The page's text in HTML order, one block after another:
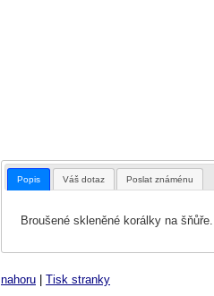
Popis Váš dotaz Poslat známénu
Broušené skleněné korálky na šňůře.
nahoru Tisk stranky